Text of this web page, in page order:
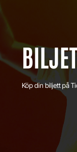
Köp din biljett på